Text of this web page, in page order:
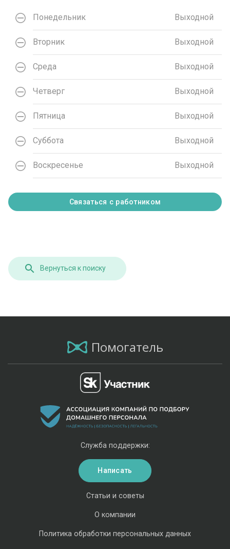
Понедельник Выходной
Вторник Выходной
Среда Выходной
Четверг Выходной
Пятница Выходной
Суббота Выходной
Воскресенье Выходной
Связаться с работником
Вернуться к поиску
Помогатель
Статьи и советы
О компании
Политика обработки персональных данных
Служба поддержки:
Написать